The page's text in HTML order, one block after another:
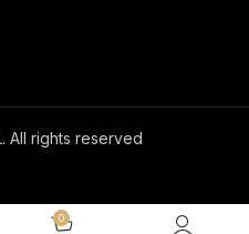
. All rights reserved
0